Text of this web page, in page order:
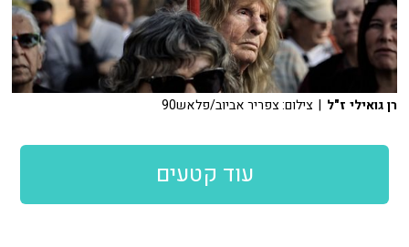
רן גואילי ז"ל | צילום: צפריר אביוב/פלאש90
עוד קטעים